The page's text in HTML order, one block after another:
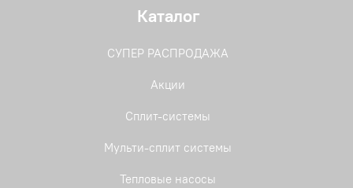
Каталог
СУПЕР РАСПРОДАЖА
Акции
Сплит-системы
Мульти-сплит системы
Тепловые насосы